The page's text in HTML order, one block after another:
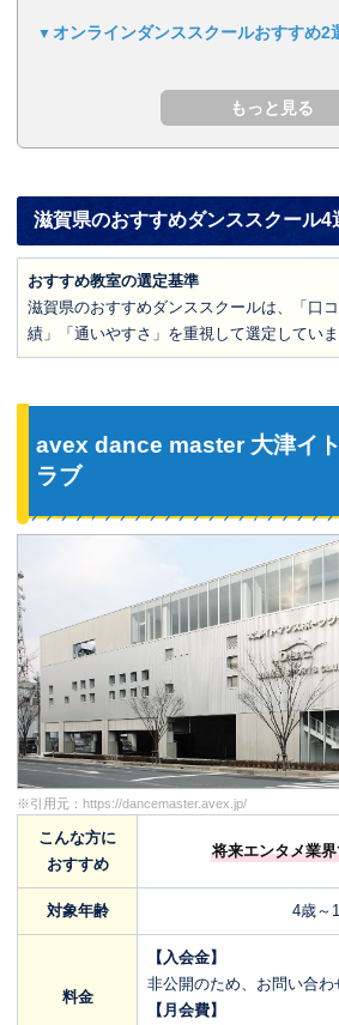
オンラインダンススクールおすすめ2
滋賀県のおすすめダンススクール4
おすすめ教室の選定基準
滋賀県のおすすめダンススクールは、「口
績」「通いやすさ」を重視して選定していま
avex dance master 大津イ
ラブ
※引用元： https://dancemaster.avex.jp/
こんな方に
おすすめ
将来エンタメ業
対象年齢 4歳～
料金
【入会金】
非公開のため、お問い合
【月会費】